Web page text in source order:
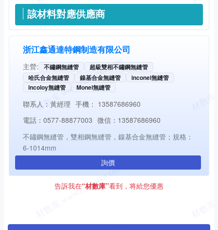
供應信息
該材料對應供應商
浙江鑫通達特鋼制造有限公司
主營: 不鏽鋼無縫管
超級雙相不鏽鋼無縫管
哈氏合金無縫管
鎳基合金無縫管
inconel無縫管
incoloy無縫管
Monel無縫管
聯系人： 黃經理 手機： 13587686960
電話： 0577-88877003 微信： 13587686960
不鏽鋼無縫管，雙相鋼無縫管，鎳基合金無縫管；規格：
6-1014mm
詢價
告訴我在“材數庫”看到，将給您優惠